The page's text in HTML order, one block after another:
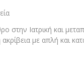
Ιατρική και
με απλή και